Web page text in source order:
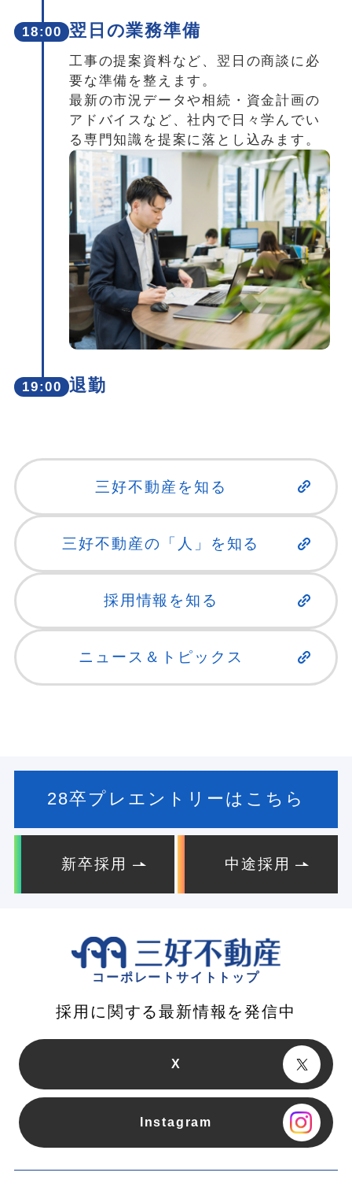
18:00 翌日の業務準備
工事の提案資料など、翌日の商談に必
要な準備を整えます。
最新の市況データや相続・資金計画の
アドバイスなど、社内で日々学んでい
る専門知識を提案に落とし込みます。
19:00 退勤
三好不動産を知る
三好不動産の「人」を知る
採用情報を知る
ニュース＆トピックス
28卒プレエントリーはこちら
新卒採用 中途採用
コーポレートサイトトップ
採用に関する最新情報を発信中
X
Instagram